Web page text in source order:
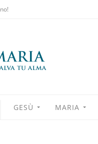
GESÙ MARIA